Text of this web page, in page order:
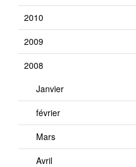
2010
2009
2008
Janvier
février
Mars
Avril